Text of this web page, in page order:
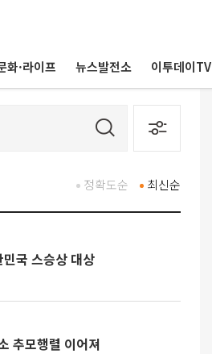
화·라이프 뉴스발전소 이투데이TV
최신순
정확도순
국 스승상 대상
추모행렬 이어져